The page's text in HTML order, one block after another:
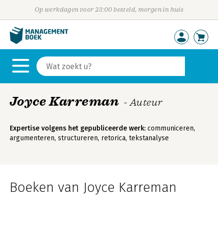
Op werkdagen voor 23:00 besteld, morgen in huis
Joyce Karreman - Auteur
Expertise volgens het gepubliceerde werk: communiceren,
argumenteren, structureren, retorica, tekstanalyse
Boeken van Joyce Karreman